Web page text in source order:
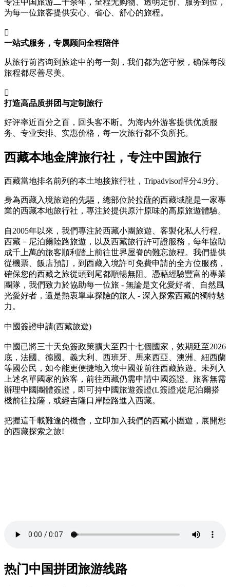
为每一位旅客提供安心、省心、舒心的旅程。

一站式服务，专属顾问全程陪伴
从旅行前咨询到旅途中的每一刻，我们都为您守候，确保每段
旅程都尽善尽美。

打造高品质拼团与定制旅行
好评率近百分之百，回头客不断。为海内外游客提供优质服
务、专业安排、实惠价格，每一次旅行都不负所托。
西藏本地金牌旅行社，专注中国旅行
西藏當地排名前列的本土地接旅行社，Tripadvisor評分4.9分。
身為西藏入境旅遊的先驅，總部位於拉薩的西藏域龍是一家專
業的西藏本地旅行社，專注於提供原汁原味的高原旅遊體驗。
自2005年以來，我們專注於西藏小團旅遊、客製化私人行程、
西藏－尼泊爾陸路旅遊，以及西藏旅行許可證服務，每年協助
成千上萬的旅客順利踏上前往世界屋脊的難忘旅程。我們提供
從機票、飯店預訂，到西藏入境許可免費申請的全方位服務，
確保您的西藏之旅從頭到尾都順暢無阻。憑藉經驗豐富的專業
團隊，我們致力於協助每一位旅 - 無論是文化愛好者、自然風
光愛好者，還是熱衷單車探險的旅人 - 深入探索西藏的獨特魅
力。
中國簽證申請(西藏旅遊)
中國已將三十天免簽政策擴大至四十七個國家，效期延至2026
底，法國、德國、義大利、西班牙、馬來西亞、澳洲、紐西蘭
等國公民，如今能更便捷地入境中國並前往西藏旅遊。未列入
上述名單國家的旅客，前往西藏仍需申請中國簽證。旅客無需
辦理中國團體簽證，即可持中國旅遊簽證(L簽證)從尼泊爾搭
機前往拉薩，或經吉隆口岸陸路進入西藏。
把握這千載難逢的機會，立即加入我們的西藏小團遊，展開您
的西藏探索之旅!
热门中国拼团旅游线路